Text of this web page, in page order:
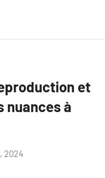
et
nuances à
2024